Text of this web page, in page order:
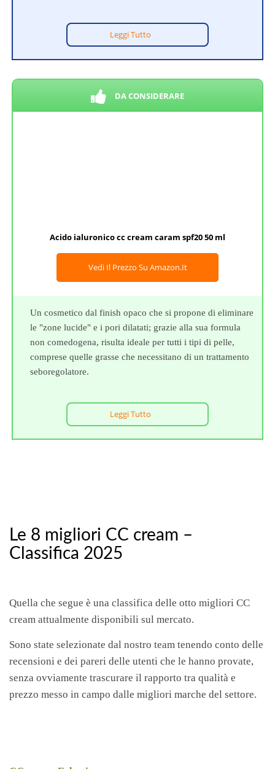
Leggi Tutto
DA CONSIDERARE
Acido ialuronico cc cream caram spf20 50 ml
Vedi Il Prezzo Su Amazon.it
Un cosmetico dal finish opaco che si propone di eliminare
le "zone lucide" e i pori dilatati; grazie alla sua formula
non comedogena, risulta ideale per tutti i tipi di pelle,
comprese quelle grasse che necessitano di un trattamento
seboregolatore.
Leggi Tutto
Le 8 migliori CC cream –
Classifica 2025
Quella che segue è una classifica delle otto migliori CC
cream attualmente disponibili sul mercato.
Sono state selezionate dal nostro team tenendo conto delle
recensioni e dei pareri delle utenti che le hanno provate,
senza ovviamente trascurare il rapporto tra qualità e
prezzo messo in campo dalle migliori marche del settore.